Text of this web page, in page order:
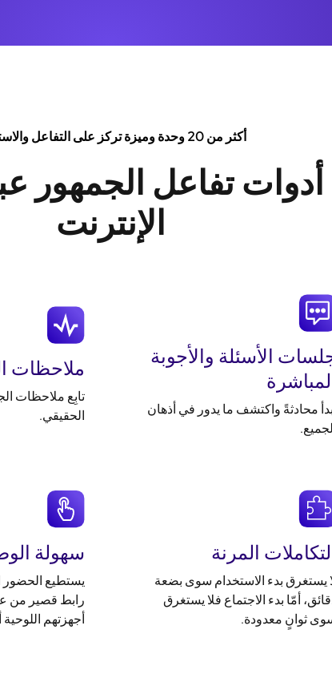
أكثر من 20 وحدة وميزة تركز على التفاعل والاستجابة
أدوات تفاعل الجمهور
الإنترنت
الأسئلة والأجوبة
محادثةً واكتشف ما يدور في أذهان
ملاحظات
تابِع ملاحظات
الحقيقي.
المرنة
يستغرق بدء الاستخدام سوى بضعة
أمّا بدء الاجتماع فلا يستغرق
ثوانٍ معدودة.
سهولة
يستطيع الحضور
رابط قصير من
أجهزتهم